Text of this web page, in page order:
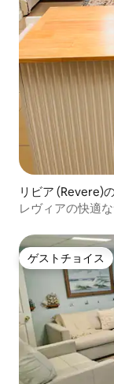
リビア (Revere)
レヴィアの快適
ゲストチョイス
ゲストチョイス